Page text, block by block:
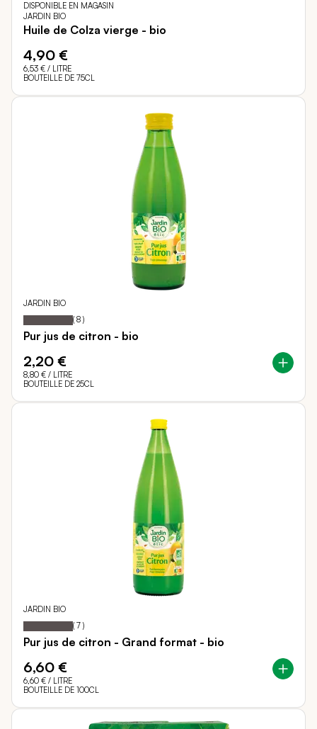
DISPONIBLE EN MAGASIN
JARDIN BIO
Huile de Colza vierge - bio
4,90 €
6,53 € / LITRE
BOUTEILLE DE 75CL
JARDIN BIO
Notation: 100%
( 8 )
Pur jus de citron - bio
2,20 €
8,80 € / LITRE
BOUTEILLE DE 25CL
JARDIN BIO
Notation: 100
% of
( 7 )
Pur jus de citron - Grand format - bio
6,60 €
6,60 € / LITRE
BOUTEILLE DE 100CL